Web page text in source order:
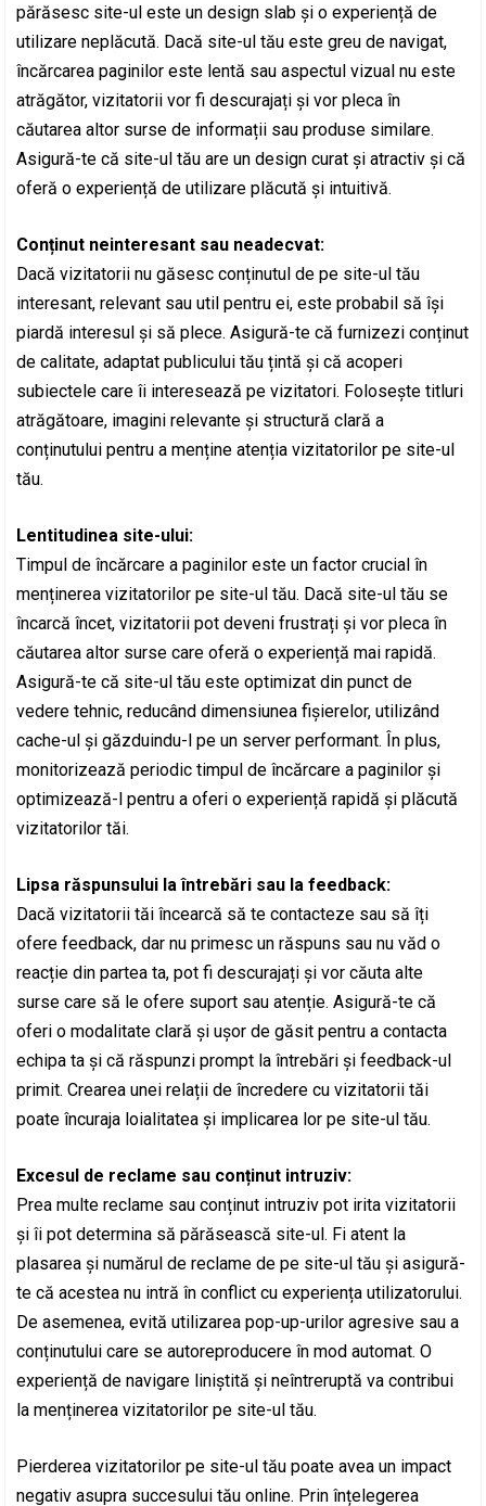
părăsesc site-ul este un design slab și o experiență de
utilizare neplăcută. Dacă site-ul tău este greu de navigat,
încărcarea paginilor este lentă sau aspectul vizual nu este
atrăgător, vizitatorii vor fi descurajați și vor pleca în
căutarea altor surse de informații sau produse similare.
Asigură-te că site-ul tău are un design curat și atractiv și că
oferă o experiență de utilizare plăcută și intuitivă.
Conținut neinteresant sau neadecvat:
Dacă vizitatorii nu găsesc conținutul de pe site-ul tău
interesant, relevant sau util pentru ei, este probabil să își
piardă interesul și să plece. Asigură-te că furnizezi conținut
de calitate, adaptat publicului tău țintă și că acoperi
subiectele care îi interesează pe vizitatori. Folosește titluri
atrăgătoare, imagini relevante și structură clară a
conținutului pentru a menține atenția vizitatorilor pe site-ul
tău.
Lentitudinea site-ului:
Timpul de încărcare a paginilor este un factor crucial în
menținerea vizitatorilor pe site-ul tău. Dacă site-ul tău se
încarcă încet, vizitatorii pot deveni frustrați și vor pleca în
căutarea altor surse care oferă o experiență mai rapidă.
Asigură-te că site-ul tău este optimizat din punct de
vedere tehnic, reducând dimensiunea fișierelor, utilizând
cache-ul și găzduindu-l pe un server performant. În plus,
monitorizează periodic timpul de încărcare a paginilor și
optimizează-l pentru a oferi o experiență rapidă și plăcută
vizitatorilor tăi.
Lipsa răspunsului la întrebări sau la feedback:
Dacă vizitatorii tăi încearcă să te contacteze sau să îți
ofere feedback, dar nu primesc un răspuns sau nu văd o
reacție din partea ta, pot fi descurajați și vor căuta alte
surse care să le ofere suport sau atenție. Asigură-te că
oferi o modalitate clară și ușor de găsit pentru a contacta
echipa ta și că răspunzi prompt la întrebări și feedback-ul
primit. Crearea unei relații de încredere cu vizitatorii tăi
poate încuraja loialitatea și implicarea lor pe site-ul tău.
Excesul de reclame sau conținut intruziv:
Prea multe reclame sau conținut intruziv pot irita vizitatorii
și îi pot determina să părăsească site-ul. Fi atent la
plasarea și numărul de reclame de pe site-ul tău și asigură-
te că acestea nu intră în conflict cu experiența utilizatorului.
De asemenea, evită utilizarea pop-up-urilor agresive sau a
conținutului care se autoreproducere în mod automat. O
experiență de navigare liniștită și neîntreruptă va contribui
la menținerea vizitatorilor pe site-ul tău.
Pierderea vizitatorilor pe site-ul tău poate avea un impact
negativ asupra succesului tău online. Prin înțelegerea